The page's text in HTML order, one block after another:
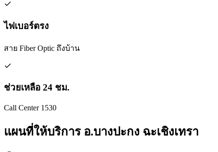
ไฟเบอร์ตรง
สาย Fiber Optic ถึงบ้าน
ช่วยเหลือ 24 ชม.
Call Center 1530
แผนที่ให้บริการ อ.บางปะกง ฉะเชิงเทรา